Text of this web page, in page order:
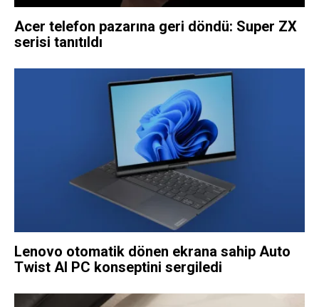
Acer telefon pazarına geri döndü: Super ZX
serisi tanıtıldı
Lenovo otomatik dönen ekrana sahip Auto
Twist AI PC konseptini sergiledi